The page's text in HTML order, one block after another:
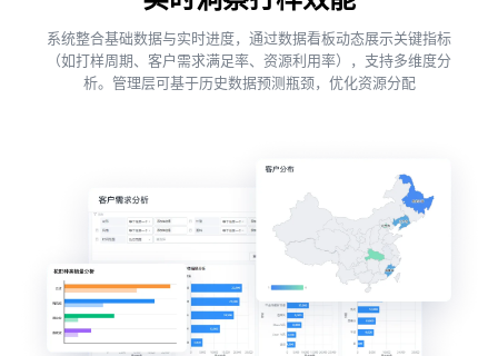
系统整合基础数据与实时进度，通过数据看板动态展示关键指标
（如打样周期、客户需求满足率、资源利用率），支持多维度分
析。管理层可基于历史数据预测瓶颈，优化资源分配